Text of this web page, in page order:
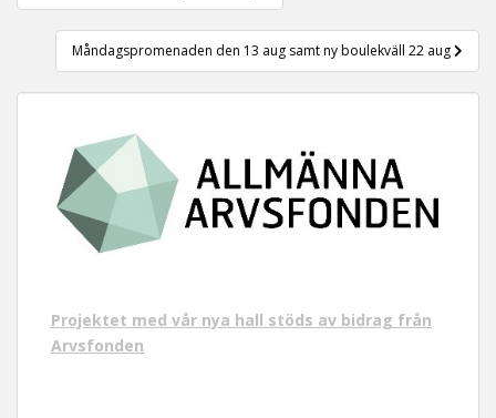
Måndagspromenaden den 13 aug samt ny boulekväll 22 aug
Projektet med vår nya hall stöds av bidrag från
Arvsfonden